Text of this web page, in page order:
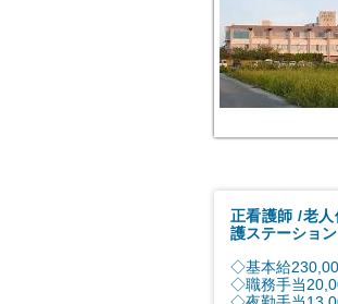
正看護師 老人
護ステーション
◇基本給
◇職務手当